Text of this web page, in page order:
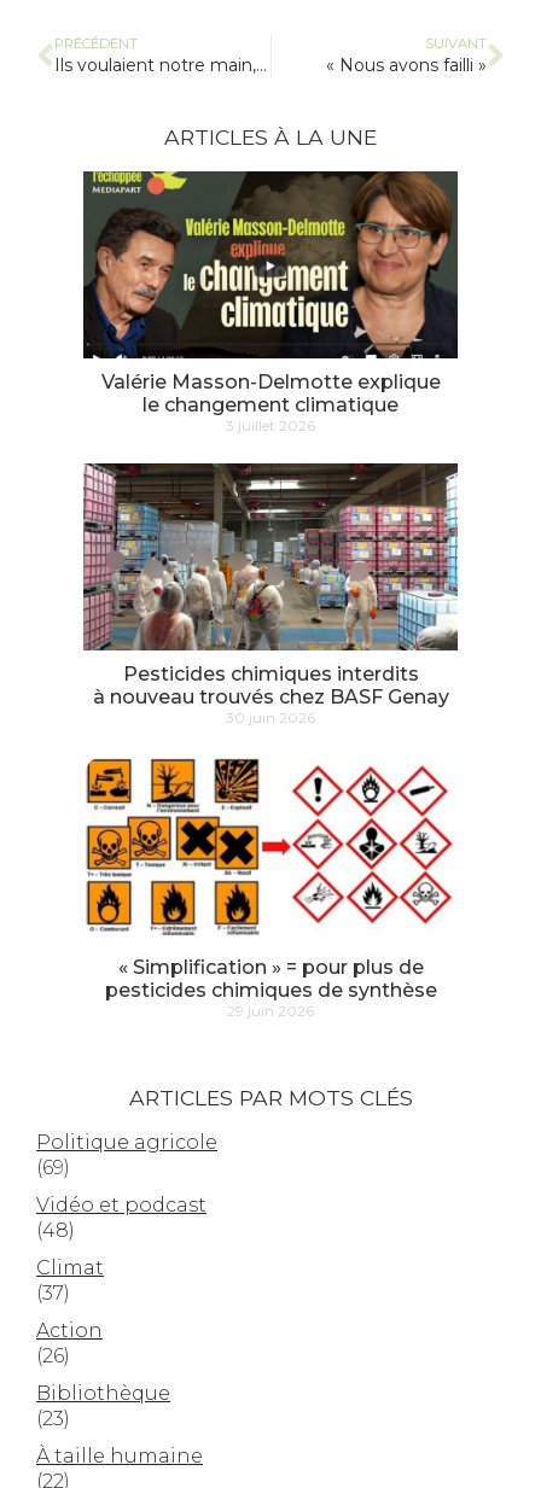
PRÉCÉDENT
Ils voulaient notre main, ils nous laissent un doigt . Victoire ??
SUIVANT
« Nous avons failli »
ARTICLES À LA UNE
Valérie Masson-Delmotte explique
le changement climatique
3 juillet 2026
Pesticides chimiques interdits
à nouveau trouvés chez BASF Genay
30 juin 2026
« Simplification » = pour plus de
pesticides chimiques de synthèse
29 juin 2026
ARTICLES PAR MOTS CLÉS
Politique agricole
(69)
Vidéo et podcast
(48)
Climat
(37)
Action
(26)
Bibliothèque
(23)
À taille humaine
(22)